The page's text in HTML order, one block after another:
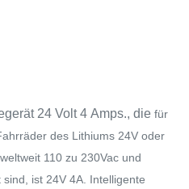
24 Volt 4 Amps., die für
des Lithiums 24V oder
110 zu 230Vac und
ist 24V 4A. Intelligente